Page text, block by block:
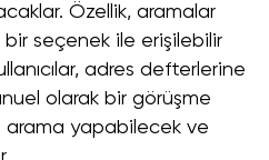
Özellik, aramalar
seçenek ile erişilebilir
adres defterlerine
olarak bir görüşme
yapabilecek ve